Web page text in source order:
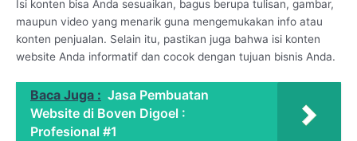
Isi konten bisa Anda sesuaikan, bagus berupa tulisan, gambar,
maupun video yang menarik guna mengemukakan info atau
konten penjualan. Selain itu, pastikan juga bahwa isi konten
website Anda informatif dan cocok dengan tujuan bisnis Anda.
Baca Juga : Jasa Pembuatan
Website di Boven Digoel :
Profesional #1